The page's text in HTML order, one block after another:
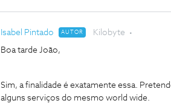
Isabel Pintado AUTOR Kilobyte
Boa tarde João,
Sim, a finalidade é exatamente essa.
alguns serviços do mesmo world wide.